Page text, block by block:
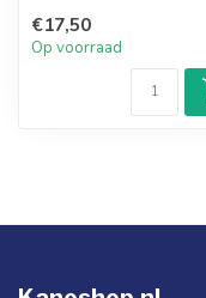
€17,50
Op voorraad